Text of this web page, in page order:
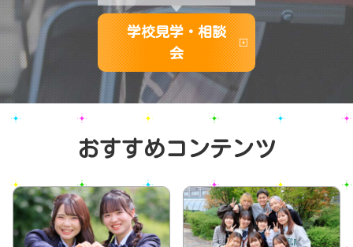
学校見学・相談
会
おすすめコンテンツ